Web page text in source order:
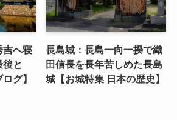
吉へ寝
と
グ】
長島城：長島一向一揆で織
田信長を長年苦しめた長島
城【お城特集 日本の歴史】